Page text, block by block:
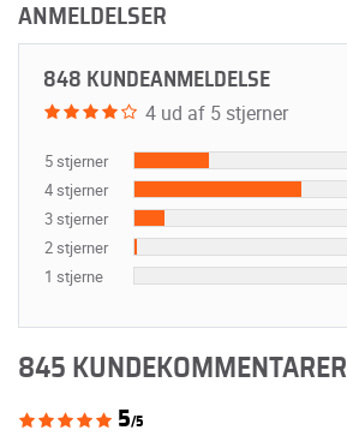
ANMELDELSER
848 KUNDEANMELDELSE
4 ud af 5 stjerner
5 stjerner
4 stjerner
3 stjerner
2 stjerner
1 stjerne
845 KUNDEKOMMENTARER
5/5